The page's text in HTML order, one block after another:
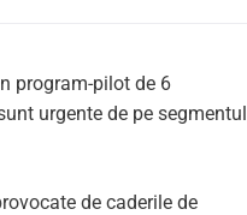
program-pilot de 6
urgente de pe segmentul
de caderile de